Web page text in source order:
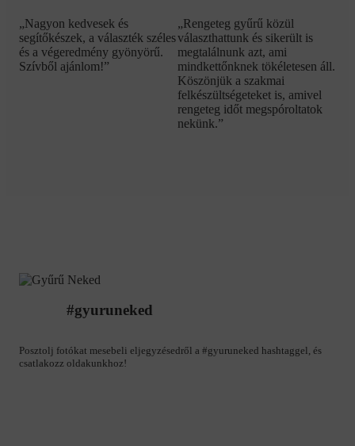
„Nagyon kedvesek és
segítőkészek, a választék széles
és a végeredmény gyönyörű.
Szívből ajánlom!”
„Rengeteg gyűrű közül
választhattunk és sikerült is
megtalálnunk azt, ami
mindkettőnknek tökéletesen áll.
Köszönjük a szakmai
felkészültségeteket is, amivel
rengeteg időt megspóroltatok
nekünk.”
#gyuruneked
Posztolj fotókat mesebeli eljegyzésedről a #gyuruneked hashtaggel, és
csatlakozz oldakunkhoz!